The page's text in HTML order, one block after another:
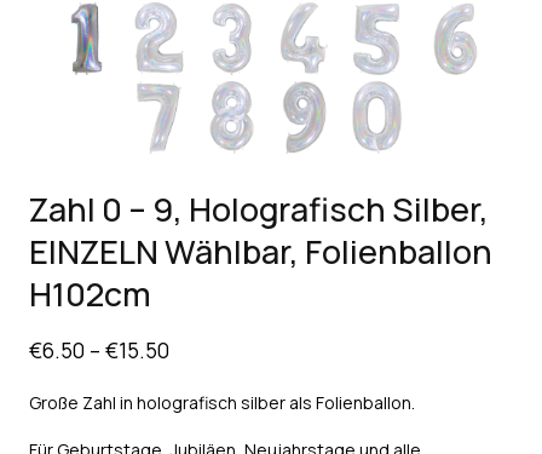
Zahl 0 – 9, Holografisch Silber,
EINZELN Wählbar, Folienballon
H102cm
€6.50 – €15.50
Große Zahl in holografisch silber als Folienballon.
Für Geburtstage, Jubiläen, Neujahrstage und alle